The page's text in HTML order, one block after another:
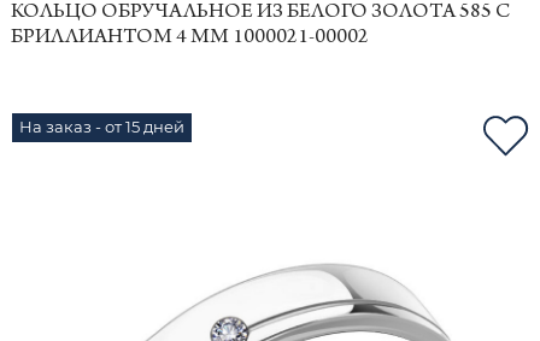
КОЛЬЦО ОБРУЧАЛЬНОЕ ИЗ БЕЛОГО ЗОЛОТА 585 С
БРИЛЛИАНТОМ 4 ММ 1000021-00002
На заказ - от 15 дней